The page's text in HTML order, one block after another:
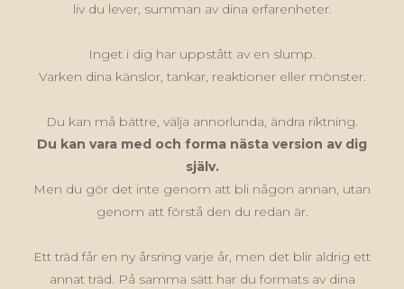
liv du lever, summan av dina erfarenheter.
Inget i dig har uppstått av en slump.
Varken dina känslor, tankar, reaktioner eller mönster.
Du kan må bättre, välja annorlunda, ändra riktning.
Du kan vara med och forma nästa version av dig
själv.
Men du gör det inte genom att bli någon annan, utan
genom att förstå den du redan är.
Ett träd får en ny årsring varje år, men det blir aldrig ett
annat träd. På samma sätt har du formats av dina